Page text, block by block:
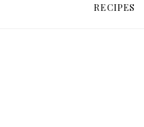
RECIPES